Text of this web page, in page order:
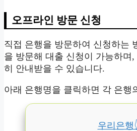
오프라인 방문 신청
직접 은행을 방문하여 신청하는
을 방문해 대출 신청이 가능하며
히 안내받을 수 있습니다.
아래 은행명을 클릭하면 각 은행
우리은행